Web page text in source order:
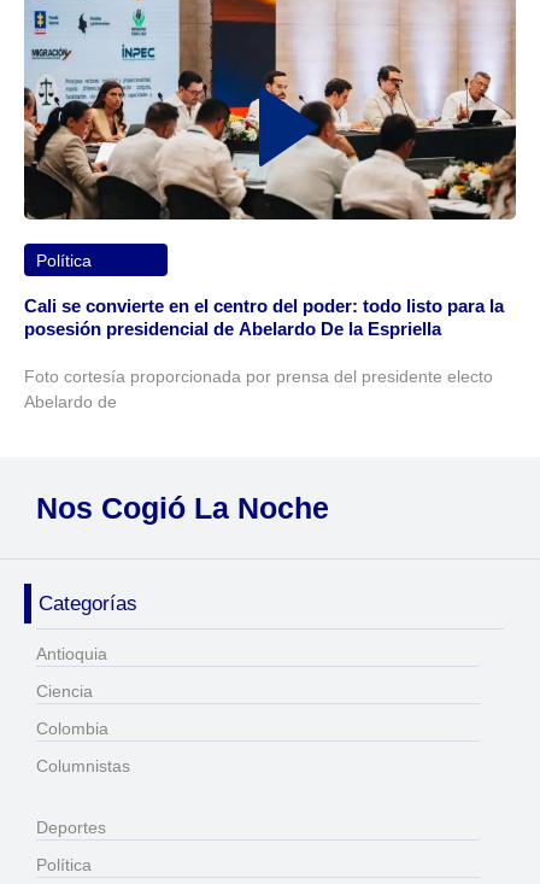
Política
Cali se convierte en el centro del poder: todo listo para la
posesión presidencial de Abelardo De la Espriella
Foto cortesía proporcionada por prensa del presidente electo
Abelardo de
Nos Cogió La Noche
Categorías
Antioquia
Ciencia
Colombia
Columnistas
Deportes
Política